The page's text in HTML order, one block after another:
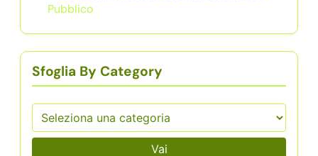
Pubblico
Sfoglia By Category
Vai